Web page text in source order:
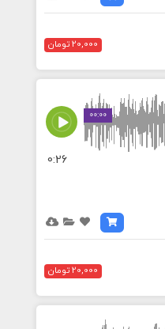
20,000 تومان
00:00
0:26
20,000 تومان